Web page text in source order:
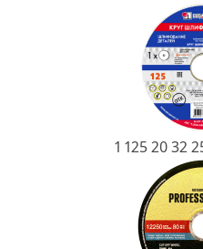
1 125 20 32